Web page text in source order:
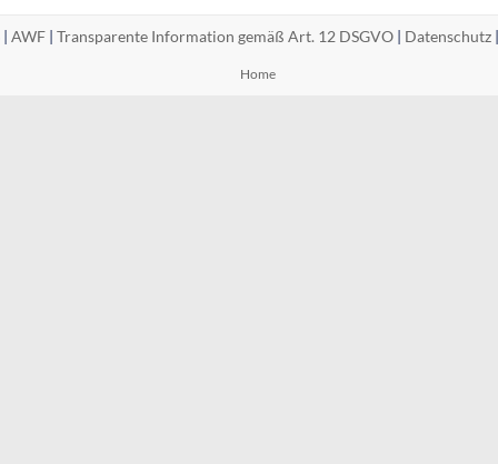
AWF | Transparente Information gemäß Art. 12 DSGVO | Datenschutz
Home